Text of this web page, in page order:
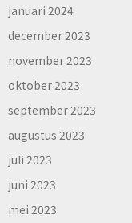
januari 2024
december 2023
november 2023
oktober 2023
september 2023
augustus 2023
juli 2023
juni 2023
mei 2023